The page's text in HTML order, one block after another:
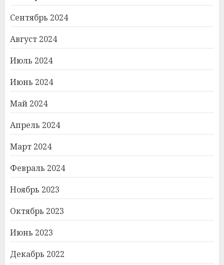
Сентябрь 2024
Август 2024
Июль 2024
Июнь 2024
Май 2024
Апрель 2024
Март 2024
Февраль 2024
Ноябрь 2023
Октябрь 2023
Июнь 2023
Декабрь 2022